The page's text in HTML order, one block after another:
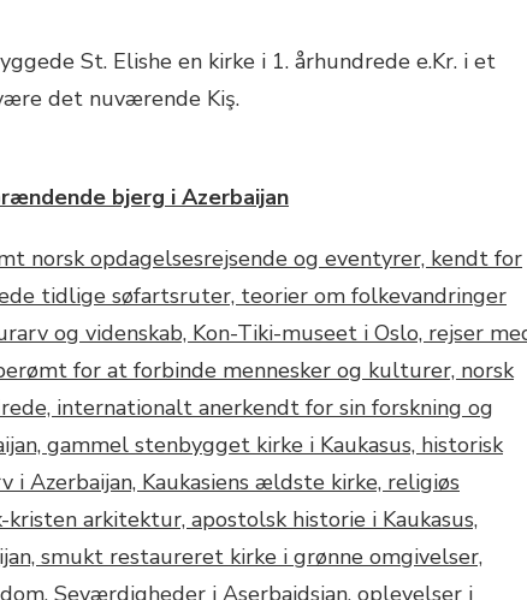
St. Elishe en kirke i 1. århundrede e.Kr. i et
det nuværende Kiş.
bjerg i Azerbaijan